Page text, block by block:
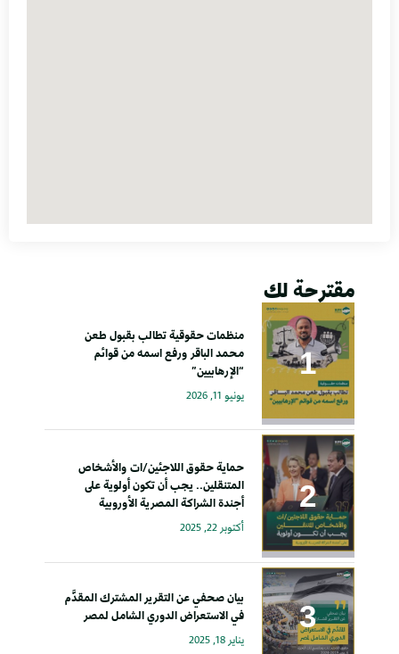
مقترحة لك
منظمات حقوقية تطالب بقبول طعن
محمد الباقر ورفع اسمه من قوائم
“الإرهابيين”
يونيو 11, 2026
حماية حقوق اللاجئين/ات والأشخاص
المتنقلين.. يجب أن تكون أولوية على
أجندة الشراكة المصرية الأوروبية
أكتوبر 22, 2025
بيان صحفي عن التقرير المشترك المقدَّم
في الاستعراض الدوري الشامل لمصر
يناير 18, 2025